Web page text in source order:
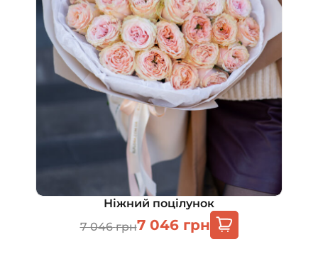
Ніжний поцілунок
7 046 грн7 046 грн